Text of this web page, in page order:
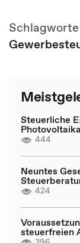
Steuerliche
444
Neuntes
424
steuerfreien